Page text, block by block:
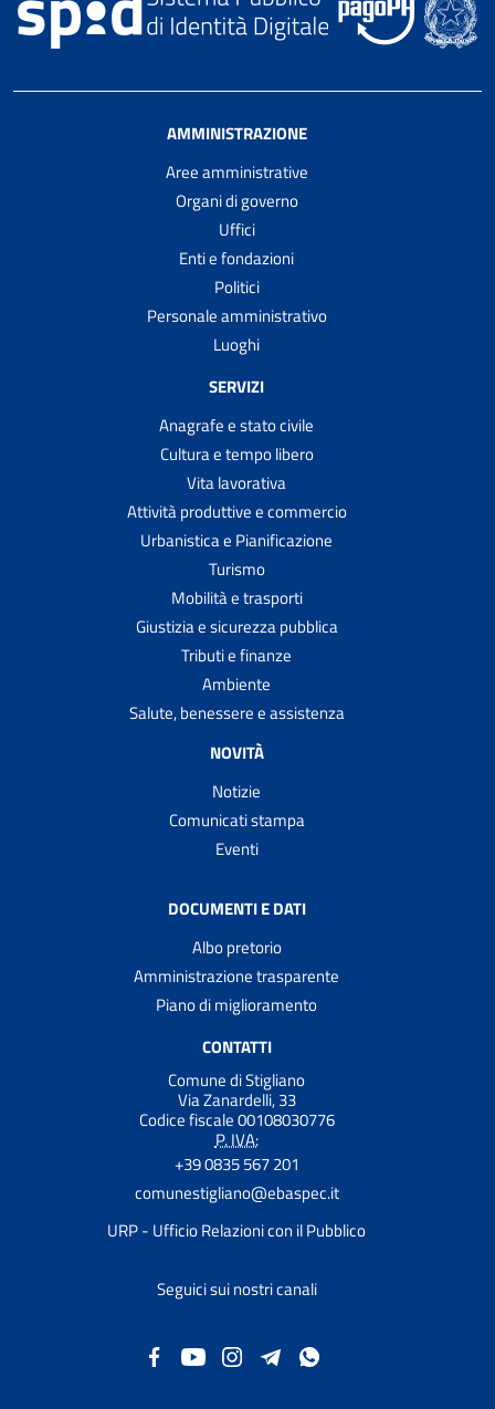
AMMINISTRAZIONE
Aree amministrative
Organi di governo
Uffici
Enti e fondazioni
Politici
Personale amministrativo
Luoghi
SERVIZI
Anagrafe e stato civile
Cultura e tempo libero
Vita lavorativa
Attività produttive e commercio
Urbanistica e Pianificazione
Turismo
Mobilità e trasporti
Giustizia e sicurezza pubblica
Tributi e finanze
Ambiente
Salute, benessere e assistenza
NOVITÀ
Notizie
Comunicati stampa
Eventi
DOCUMENTI E DATI
Albo pretorio
Amministrazione trasparente
Piano di miglioramento
CONTATTI
Comune di Stigliano
Via Zanardelli, 33
Codice fiscale 00108030776
P. IVA:
+39 0835 567 201
comunestigliano@ebaspec.it
URP - Ufficio Relazioni con il Pubblico
Seguici sui nostri canali